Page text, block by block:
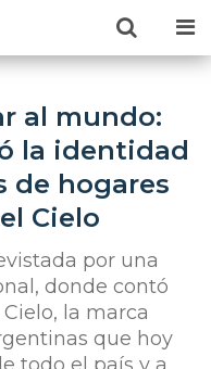
al mundo:
la identidad
de hogares
Cielo
por una
donde contó
la marca
que hoy